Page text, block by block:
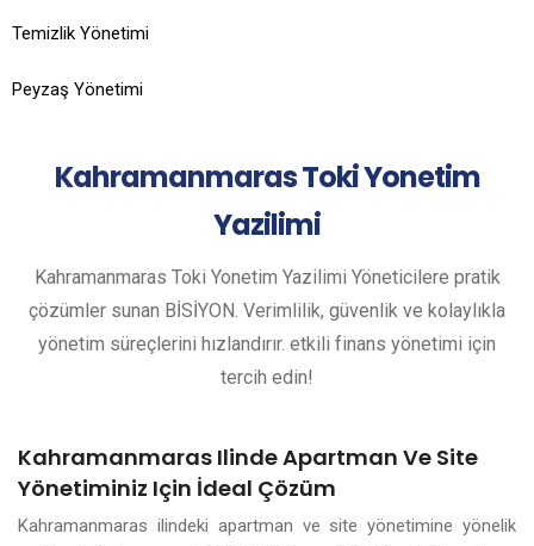
Temizlik Yönetimi
Peyzaş Yönetimi
KahramanmarasToki Yonetim
Yazilimi
Kahramanmaras Toki Yonetim Yazilimi Yöneticilere pratik
çözümler sunan BİSİYON. Verimlilik, güvenlik ve kolaylıkla
yönetim süreçlerini hızlandırır. etkili finans yönetimi için
tercih edin!
Kahramanmaras Ilinde Apartman Ve Site
Yönetiminiz Için İdeal Çözüm
Kahramanmaras ilindeki apartman ve site yönetimine yönelik